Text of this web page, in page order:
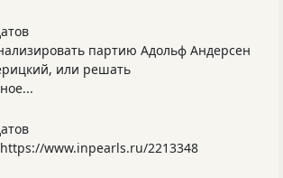
партию Адольф Андерсен
или решать
www.inpearls.ru/2213348